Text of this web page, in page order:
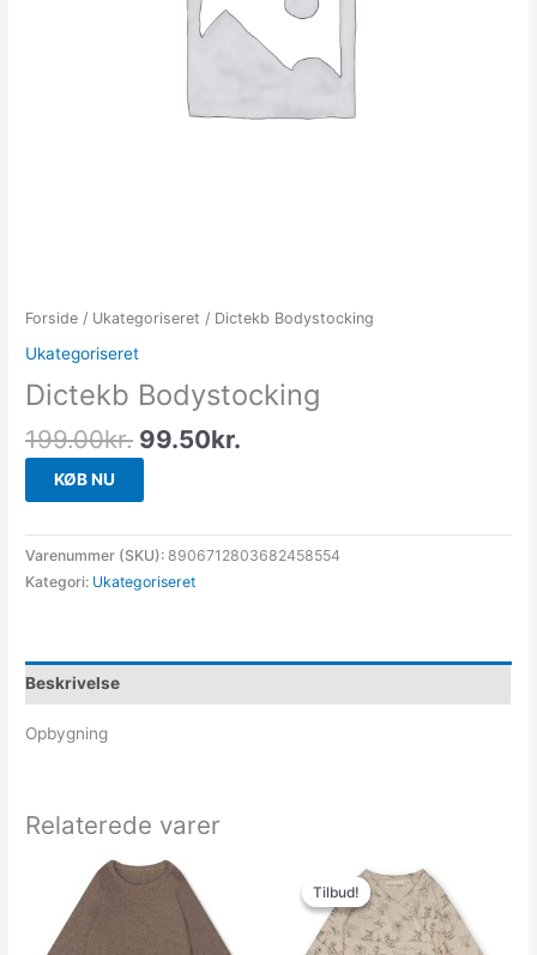
Forside / Ukategoriseret / Dictekb Bodystocking
Ukategoriseret
Dictekb Bodystocking
199.00kr. 99.50kr.
KØB NU
Varenummer (SKU):8906712803682458554
Kategori: Ukategoriseret
Beskrivelse
Opbygning
Relaterede varer
Tilbud!
Tilbud!
oprindelige
pris
var:
199.95kr..
aktuelle
pris
er:
139.97kr..